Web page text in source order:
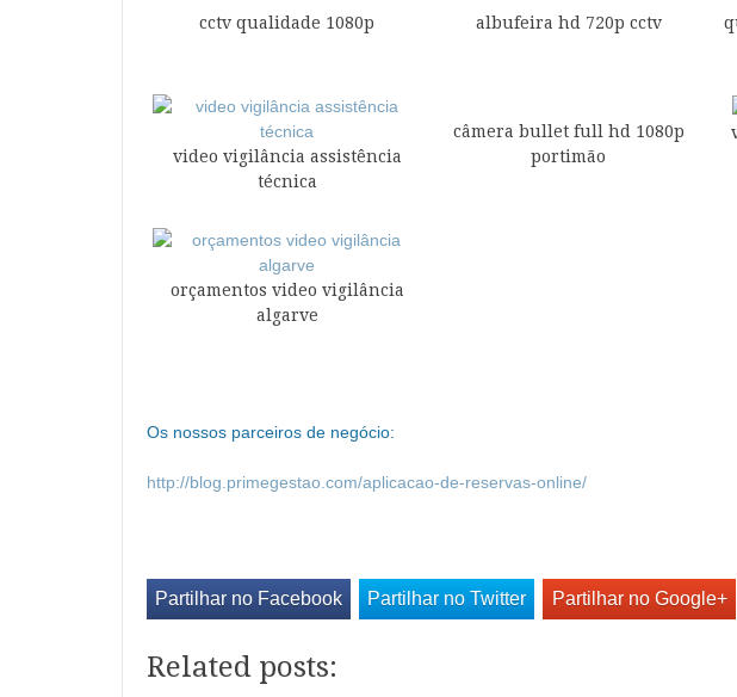
cctv qualidade 1080p albufeira hd 720p cctv
video vigilância assistência
técnica
câmera bullet full hd 1080p
portimão
orçamentos video vigilância
algarve
Os nossos parceiros de negócio:
http://blog.primegestao.com/aplicacao-de-reservas-online/
Partilhar no Facebook Partilhar no Twitter Partilhar no Google+
Related posts: